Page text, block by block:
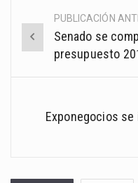
Post
navigation
PUBLICACIÓN
Senado se
presupuesto
Exponegocios